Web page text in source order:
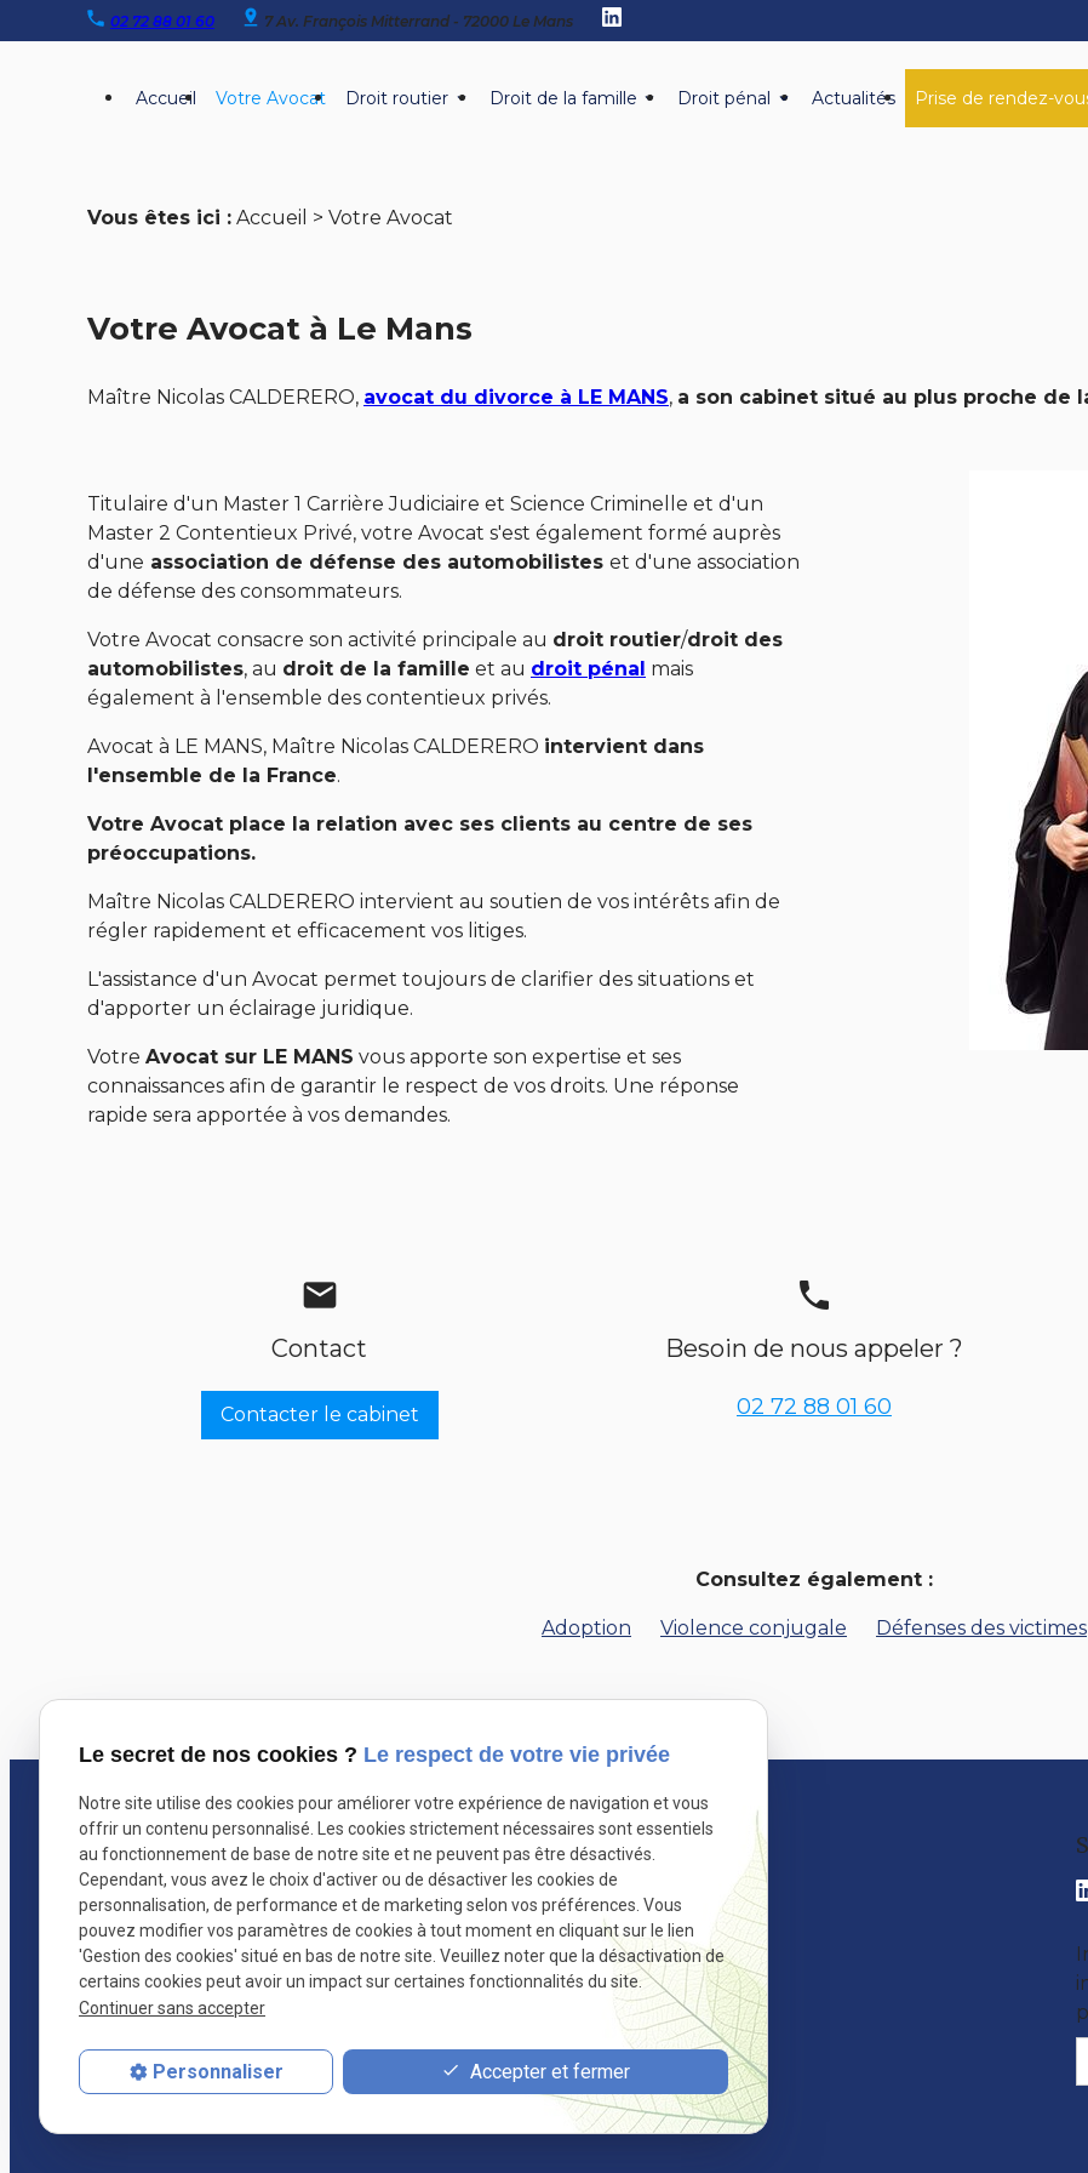
02 72 88 01 60 7 Av. François Mitterrand - 72000 Le Mans
Accueil Votre Avocat Droit routier Droit de la famille Droit pénal Actualités Prise de rendez-
Vous êtes ici : Accueil > Votre Avocat
Votre Avocat à Le Mans
Maître Nicolas CALDERERO, avocat du divorce à LE MANS, a son cabinet situé au plus proche de
Titulaire d'un Master 1 Carrière Judiciaire et Science Criminelle et d'un
Master 2 Contentieux Privé, votre Avocat s'est également formé auprès
d'une association de défense des automobilistes et d'une association
de défense des consommateurs.
Votre Avocat consacre son activité principale au droit routier/droit des
automobilistes, au droit de la famille et au droit pénal mais
également à l'ensemble des contentieux privés.
Avocat à LE MANS, Maître Nicolas CALDERERO intervient dans
l'ensemble de la France.
Votre Avocat place la relation avec ses clients au centre de ses
préoccupations.
Maître Nicolas CALDERERO intervient au soutien de vos intérêts afin de
régler rapidement et efficacement vos litiges.
L'assistance d'un Avocat permet toujours de clarifier des situations et
d'apporter un éclairage juridique.
Votre Avocat sur LE MANS vous apporte son expertise et ses
connaissances afin de garantir le respect de vos droits. Une réponse
rapide sera apportée à vos demandes.
mail
Contact
Contacter le cabinet
phone
Besoin de nous appeler ?
02 72 88 01 60
Consultez également :
Adoption Violence conjugale Défenses des victimes
Nicolas Calderero
Avocat au barreau du Mans
Panneau de gestion des cookies
Le secret de nos cookies ? Le respect de votre vie privée
Notre site utilise des cookies pour améliorer votre expérience de navigation et vous
offrir un contenu personnalisé. Les cookies strictement nécessaires sont essentiels
au fonctionnement de base de notre site et ne peuvent pas être désactivés.
Cependant, vous avez le choix d'activer ou de désactiver les cookies de
personnalisation, de performance et de marketing selon vos préférences. Vous
pouvez modifier vos paramètres de cookies à tout moment en cliquant sur le lien
'Gestion des cookies' situé en bas de notre site. Veuillez noter que la désactivation de
certains cookies peut avoir un impact sur certaines fonctionnalités du site.
Continuer sans accepter
Personnaliser Accepter et fermer